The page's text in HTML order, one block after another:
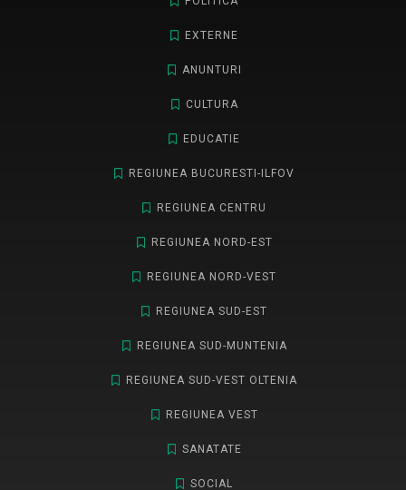
EXTERNE
ANUNTURI
CULTURA
EDUCATIE
REGIUNEA BUCURESTI-ILFOV
REGIUNEA CENTRU
REGIUNEA NORD-EST
REGIUNEA NORD-VEST
REGIUNEA SUD-EST
REGIUNEA SUD-MUNTENIA
REGIUNEA SUD-VEST OLTENIA
REGIUNEA VEST
SANATATE
SOCIAL